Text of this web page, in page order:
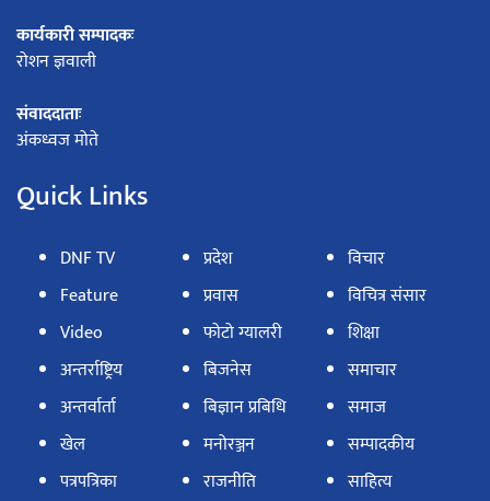
कार्यकारी सम्पादकः
रोशन ज्ञवाली
संवाददाताः
अंकध्वज मोते
Quick Links
DNF TV
Feature
Video
अन्तर्राष्ट्रिय
अन्तर्वार्ता
खेल
पत्रपत्रिका
प्रदेश
प्रवास
फोटो ग्यालरी
बिजनेस
बिज्ञान प्रबिधि
मनोरञ्जन
राजनीति
विचार
विचित्र संसार
शिक्षा
समाचार
समाज
सम्पादकीय
साहित्य